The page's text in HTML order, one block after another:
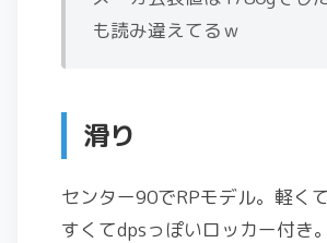
も読み違えてるｗ
滑り
センター90でRPモデル。軽く
すくてdpsっぽいロッカー付き。